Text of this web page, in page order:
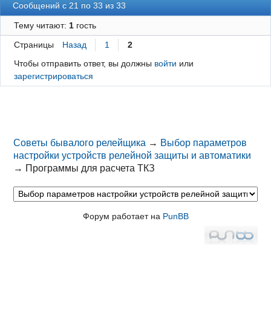
Сообщений с 21 по 33 из 33
Тему читают: 1гость
Страницы Назад 1
2
Чтобы отправить ответ, вы должны войти или
зарегистрироваться
Советы бывалого релейщика → Выбор параметров
настройки устройств релейной защиты и автоматики
→ Программы для расчета ТКЗ
Форум работает на PunBB